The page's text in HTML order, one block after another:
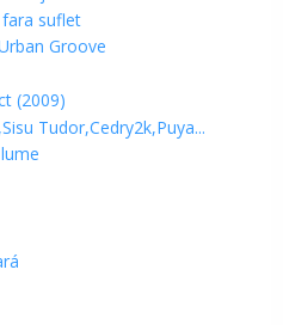
suflet
Groove
(2009)
Tudor,Cedry2k,Puya...